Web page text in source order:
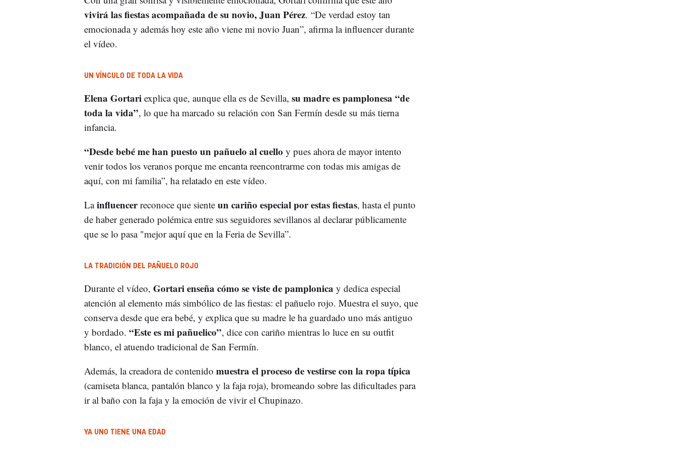
vivirá las fiestas acompañada de su novio, Juan Pérez. “De verdad estoy tan
emocionada y además hoy este año viene mi novio Juan”, afirma la influencer durante
el vídeo.
UN VÍNCULO DE TODA LA VIDA
Elena Gortari explica que, aunque ella es de Sevilla, su madre es pamplonesa “de
toda la vida”, lo que ha marcado su relación con San Fermín desde su más tierna
infancia.
“Desde bebé me han puesto un pañuelo al cuello y pues ahora de mayor intento
venir todos los veranos porque me encanta reencontrarme con todas mis amigas de
aquí, con mi familia”, ha relatado en este vídeo.
Lainfluencerreconoce que siente un cariño especial por estas fiestas, hasta el punto
de haber generado polémica entre sus seguidores sevillanos al declarar públicamente
que se lo pasa "mejor aquí que en la Feria de Sevilla”.
LA TRADICIÓN DEL PAÑUELO ROJO
Durante el vídeo, Gortari enseña cómo se viste de pamplonica y dedica especial
atención al elemento más simbólico de las fiestas: el pañuelo rojo. Muestra el suyo, que
conserva desde que era bebé, y explica que su madre le ha guardado uno más antiguo
y bordado. “Este es mi pañuelico”, dice con cariño mientras lo luce en su outfit
blanco, el atuendo tradicional de San Fermín.
Además, la creadora de contenido muestra el proceso de vestirse con la ropa típica
(camiseta blanca, pantalón blanco y la faja roja), bromeando sobre las dificultades para
ir al baño con la faja y la emoción de vivir el Chupinazo.
YA UNO TIENE UNA EDAD